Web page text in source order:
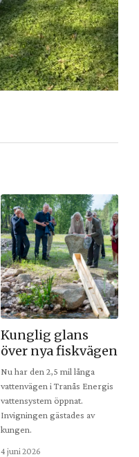
Kunglig glans
över nya fiskvägen
Nu har den 2,5 mil långa
vattenvägen i Tranås Energis
vattensystem öppnat.
Invigningen gästades av
kungen.
4 juni 2026